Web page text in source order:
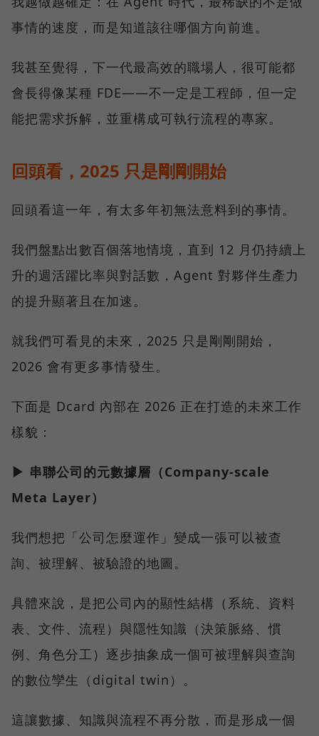
事情的速度，而是知道該往哪個方向前進。
我甚至覺得，下一代最高效的職場人，很可能都
會長得像某種 FDE——不一定是工程師，但一定
能把需求拆解，並重構成可執行流程的專家。
回頭看，2025 只是剛剛開始
回頭看這一年，有太多年初無法意料到的事情。
我們盤點出數百個落地情境，直到 12 月仍持續上
升的週活躍比率與對話數，Agent 對夥伴生產力
的提升顯著且在加速。
就我們可看見的未來，2025 只是剛剛開始，
2026 會有更多事情發生。
下面是 Dcard 內部在 2026 正在打造的未來工作
樣貌：
▶ 串聯公司的元數據層（Company-scale
Meta Layer）
我們想把「公司怎麼運作」變成一張可以被查
詢、被理解、被驗證的地圖。
具體來說，是把公司內的顯性結構（系統、資料
表、文件、流程）與隱性知識（決策脈絡、慣
例、角色分工）逐步抽象成一個可被理解與查詢
的數位孿生（digital twin）。
這讓數據、知識與流程不再分散，而是形成一個